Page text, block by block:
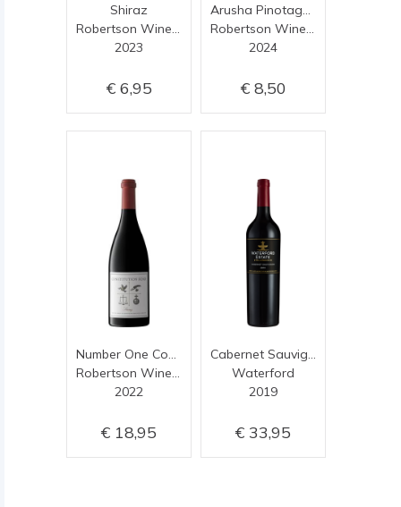
Shiraz
2023
6,95
2024
8,50
2022
18,95
Waterford
2019
33,95